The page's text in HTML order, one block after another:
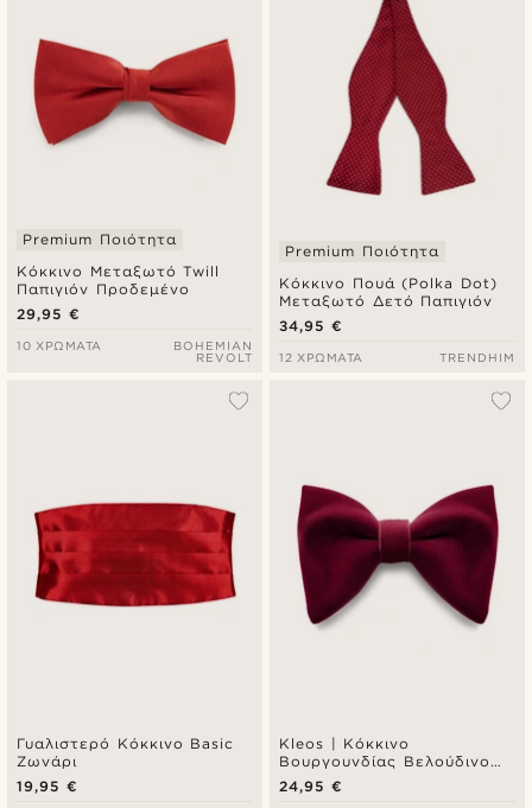
Κόκκινο Μεταξωτό Twill
Παπιγιόν Προδεμένο
Premium Ποιότητα
29,95 €
10 ΧΡΏΜΑΤΑ
BOHEMIAN
REVOLT
Κόκκινο Πουά (Polka Dot)
Μεταξωτό Δετό Παπιγιόν
Premium Ποιότητα
34,95 €
12 ΧΡΏΜΑΤΑ TRENDHIM
Γυαλιστερό Κόκκινο Basic
Ζωνάρι
19,95 €
Kleos | Κόκκινο
Βουργουνδίας Βελούδινο
Προδεμένο Παπιγιόν
Droopy
24,95 €